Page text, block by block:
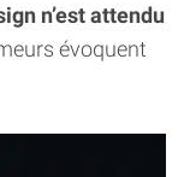
n’est attendu
évoquent